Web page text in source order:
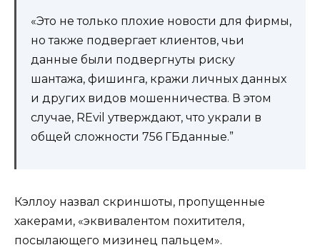
«Это не только плохие новости для фирмы,
но также подвергает клиентов, чьи
данные были подвергнуты риску
шантажа, фишинга, кражи личных данных
и других видов мошенничества. В этом
случае, REvil утверждают, что украли в
общей сложности 756 ГБданные.”
Кэллоу назвал скриншоты, пропущенные
хакерами, «эквивалентом похитителя,
посылающего мизинец пальцем».